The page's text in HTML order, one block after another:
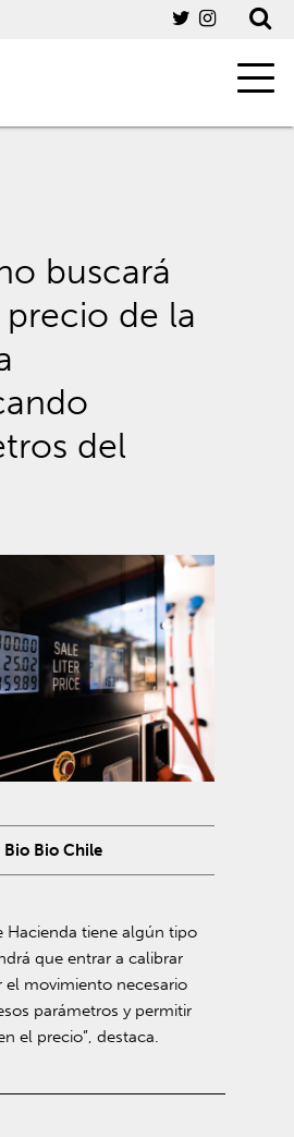
buscará
de la
del
Bio Chile
Hacienda tiene algún tipo
que entrar a calibrar
el movimiento necesario
parámetros y permitir
el precio”, destaca.